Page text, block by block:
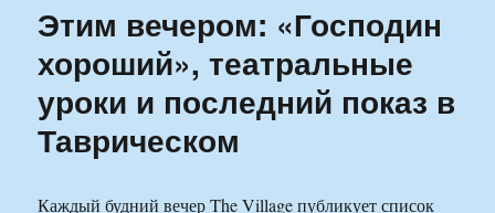
Этим вечером: «Господин
хороший», театральные
уроки и последний показ в
Таврическом
Каждый будний вечер The Village публикует список